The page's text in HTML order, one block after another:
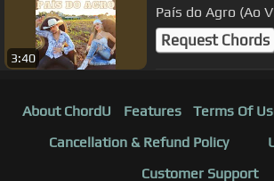
3:40
País do Agro (Ao
Request Chords
About ChordU Features Terms Of
Cancellation & Refund Policy
Customer Support